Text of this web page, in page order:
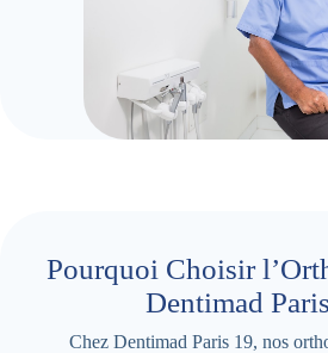
Pourquoi Choisir
Dentimad
Chez Dentimad Paris 19, nos